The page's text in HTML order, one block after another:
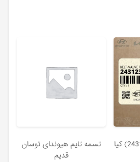
تسمه تایم هیوندای توسان
قدیم